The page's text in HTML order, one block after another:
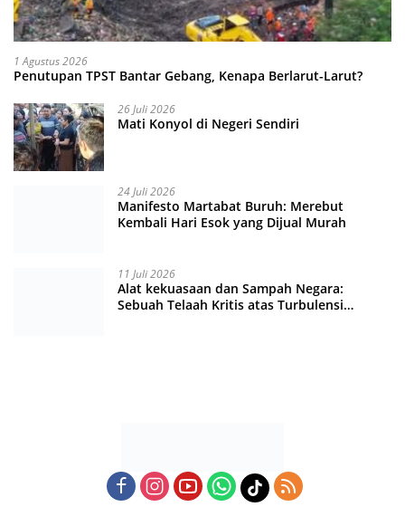
1 Agustus 2026
Penutupan TPST Bantar Gebang, Kenapa Berlarut-Larut?
26 Juli 2026
Mati Konyol di Negeri Sendiri
24 Juli 2026
Manifesto Martabat Buruh: Merebut
Kembali Hari Esok yang Dijual Murah
11 Juli 2026
Alat kekuasaan dan Sampah Negara:
Sebuah Telaah Kritis atas Turbulensi